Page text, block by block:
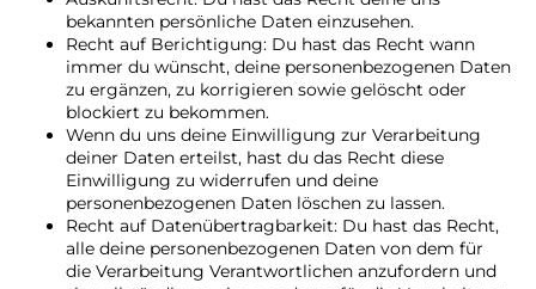
bekannten persönliche Daten einzusehen.
Recht auf Berichtigung: Du hast das Recht wann
immer du wünscht, deine personenbezogenen Daten
zu ergänzen, zu korrigieren sowie gelöscht oder
blockiert zu bekommen.
Wenn du uns deine Einwilligung zur Verarbeitung
deiner Daten erteilst, hast du das Recht diese
Einwilligung zu widerrufen und deine
personenbezogenen Daten löschen zu lassen.
Recht auf Datenübertragbarkeit: Du hast das Recht,
alle deine personenbezogenen Daten von dem für
die Verarbeitung Verantwortlichen anzufordern und